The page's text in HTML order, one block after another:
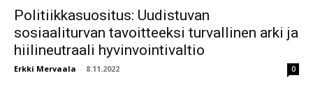
Politiikkasuositus: Uudistuvan
sosiaaliturvan tavoitteeksi turvallinen arki ja
hiilineutraali hyvinvointivaltio
Erkki Mervaala - 8.11.2022 0